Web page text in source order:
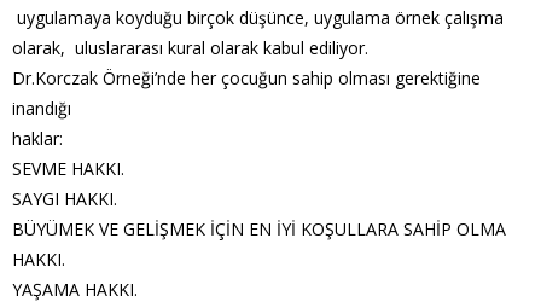
uygulamaya koyduğu birçok düşünce, uygulama örnek çalışma
olarak, uluslararası kural olarak kabul ediliyor.
Dr.Korczak Örneği’nde her çocuğun sahip olması gerektiğine
inandığı
haklar:
SEVME HAKKI.
SAYGI HAKKI.
BÜYÜMEK VE GELİŞMEK İÇİN EN İYİ KOŞULLARA SAHİP OLMA
HAKKI.
YAŞAMA HAKKI.